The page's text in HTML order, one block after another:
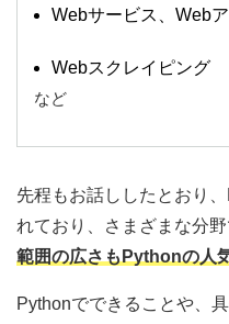
Webサービス、Web
Webスクレイピング
など
先程もお話ししたとおり
れており、さまざまな分
範囲の広さもPythonの人
Pythonでできることや、